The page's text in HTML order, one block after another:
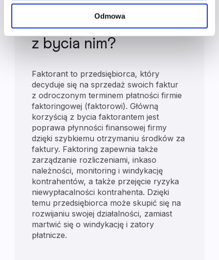
Odmowa
Kim jest faktorant
i jakie korzyści płyną
z bycia nim?
Faktorant to przedsiębiorca, który
decyduje się na sprzedaż swoich faktur
z odroczonym terminem płatności firmie
faktoringowej (faktorowi). Główną
korzyścią z bycia faktorantem jest
poprawa płynności finansowej firmy
dzięki szybkiemu otrzymaniu środków za
faktury. Faktoring zapewnia także
zarządzanie rozliczeniami, inkaso
należności, monitoring i windykację
kontrahentów, a także przejęcie ryzyka
niewypłacalności kontrahenta. Dzięki
temu przedsiębiorca może skupić się na
rozwijaniu swojej działalności, zamiast
martwić się o windykację i zatory
płatnicze.